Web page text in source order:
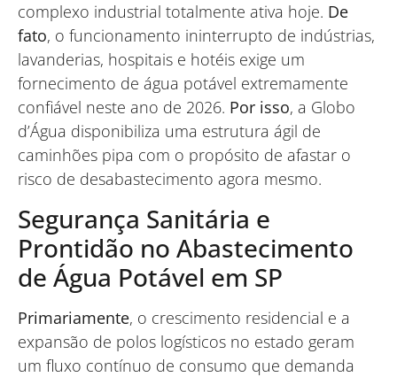
complexo industrial totalmente ativa hoje. De
fato, o funcionamento ininterrupto de indústrias,
lavanderias, hospitais e hotéis exige um
fornecimento de água potável extremamente
confiável neste ano de 2026. Por isso, a Globo
d’Água disponibiliza uma estrutura ágil de
caminhões pipa com o propósito de afastar o
risco de desabastecimento agora mesmo.
Segurança Sanitária e
Prontidão no Abastecimento
de Água Potável em SP
Primariamente, o crescimento residencial e a
expansão de polos logísticos no estado geram
um fluxo contínuo de consumo que demanda